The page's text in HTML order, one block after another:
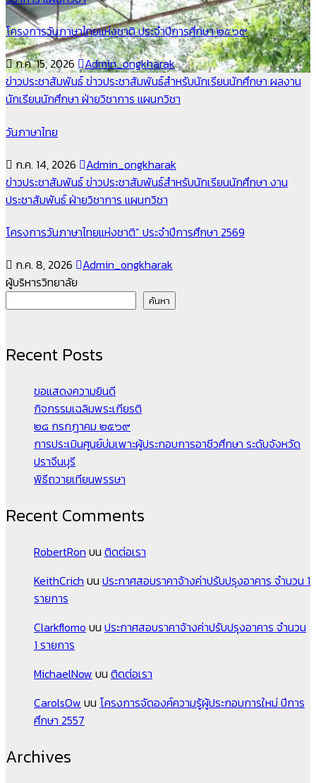
โครงการวันภาษาไทยแห่งชาติ ประจำปีการศึกษา ๒๕๖๙
ก.ค. 15, 2026 Admin_ongkharak
ข่าวประชาสัมพันธ์ข่าวประชาสัมพันธ์สำหรับนักเรียนนักศึกษา ผลงาน
นักเรียนนักศึกษา ฝ่ายวิชาการ แผนกวิชา
วันภาษาไทย
ก.ค. 14, 2026
Admin_ongkharak
ข่าวประชาสัมพันธ์ข่าวประชาสัมพันธ์สำหรับนักเรียนนักศึกษา งาน
ประชาสัมพันธ์ฝ่ายวิชาการ แผนกวิชา
โครงการวันภาษาไทยแห่งชาติ” ประจำปีการศึกษา 2569
ก.ค. 8, 2026
Admin_ongkharak
ผู้บริหารวิทยาลัย
ค้นหา
Recent Posts
ขอแสดงความยินดี
กิจกรรมเฉลิมพระเกียรติ
๒๘ กรกฎาคม ๒๕๖๙
การประเมินศูนย์บ่มเพาะผู้ประกอบการอาชีวศึกษา ระดับจังหวัด
ปราจีนบุรี
พิธีถวายเทียนพรรษา
Recent Comments
RobertRon บน ติดต่อเรา
KeithCrich บน ประกาศสอบราคาจ้างค่าปรับปรุงอาคาร จำนวน 1
รายการ
Clarkflomo บน ประกาศสอบราคาจ้างค่าปรับปรุงอาคาร จำนวน
1 รายการ
MichaelNow บน ติดต่อเรา
CarolsOw บน โครงการจัดองค์ความรู้ผู้ประกอบการใหม่ ปีการ
ศึกษา 2557
Archives